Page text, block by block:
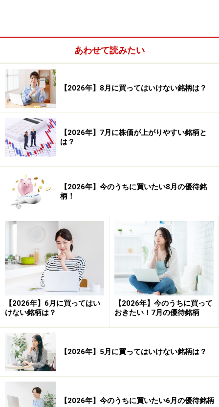
3. 売りシグナル3：移動平均線が下落している時、株価
が移動平均線を上に突き抜けられない
4. 売りシグナル4：移動平均線が上昇している時、株価
が移動平均線からかなり離れて上昇する
では、この4法則を参考にしながら、日経平均株価の日
足チャートを見てみましょう。
日経平均株価チャート。四季報オンラインより
株価が12月30日の大納会で5日移動平均線の下に突き抜
けており、かつ5日移動平均線も下向きであることがわ
かります。囲みの部分。ですから、ここ数日、短期的に
日経平均株価を見た場合には、目先は売りシグナルの1
が発生していたと考えることができます。
とは言え、常に株価の下落が続くわけではなく、いずれ
あわせて読みたい
【2026年】8月に買ってはいけない銘柄は？
【2026年】7月に株価が上がりやすい銘柄と
は？
【2026年】今のうちに買いたい8月の優待銘
柄！
【2026年】6月に買ってはい
けない銘柄は？
【2026年】今のうちに買って
おきたい！7月の優待銘柄
【2026年】5月に買ってはいけない銘柄は？
【2026年】今のうちに買いたい6月の優待銘柄